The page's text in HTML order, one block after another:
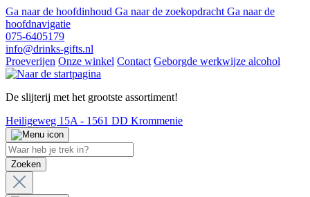
Ga naar de hoofdinhoud Ga naar de zoekopdracht Ga naar de
hoofdnavigatie
075-6405179
info@drinks-gifts.nl
Proeverijen Onze winkel Contact Geborgde werkwijze alcohol
De slijterij met het grootste assortiment!
Heiligeweg 15A - 1561 DD Krommenie
Zoeken